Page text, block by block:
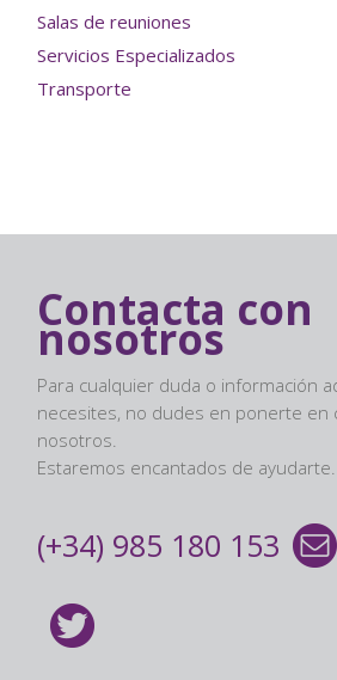
Salas de reuniones
Servicios Especializados
Transporte
Contacta con
nosotros
Para cualquier duda o información
necesites, no dudes en ponerte en
nosotros.
Estaremos encantados de ayudarte.
(+34) 985 180 153